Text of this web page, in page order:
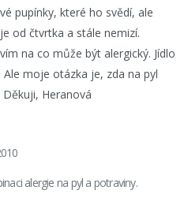
pupínky, které ho svědí, ale
od čtvrtka a stále nemizí.
na co může být alergický. Jídlo
moje otázka je, zda na pyl
Heranová
alergie na pyl a potraviny.